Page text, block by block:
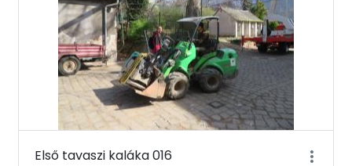
Első tavaszi kaláka 016